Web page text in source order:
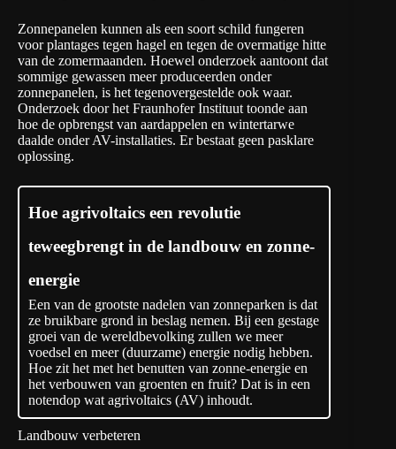
Zonnepanelen kunnen als een soort schild fungeren
voor plantages tegen hagel en tegen de overmatige hitte
van de zomermaanden. Hoewel onderzoek aantoont dat
sommige gewassen meer produceerden onder
zonnepanelen, is het tegenovergestelde ook waar.
Onderzoek door het Fraunhofer Instituut toonde aan
hoe de opbrengst van aardappelen en wintertarwe
daalde onder AV-installaties. Er bestaat geen pasklare
oplossing.
Hoe agrivoltaics een revolutie
teweegbrengt in de landbouw en zonne-
energie
Een van de grootste nadelen van zonneparken is dat
ze bruikbare grond in beslag nemen. Bij een gestage
groei van de wereldbevolking zullen we meer
voedsel en meer (duurzame) energie nodig hebben.
Hoe zit het met het benutten van zonne-energie en
het verbouwen van groenten en fruit? Dat is in een
notendop wat agrivoltaics (AV) inhoudt.
Landbouw verbeteren